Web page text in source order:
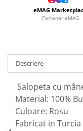
eMAG
Partener eMAG
Descriere
Salopeta cu
Material: 100%
Culoare: Rosu
Fabricat in Turcia